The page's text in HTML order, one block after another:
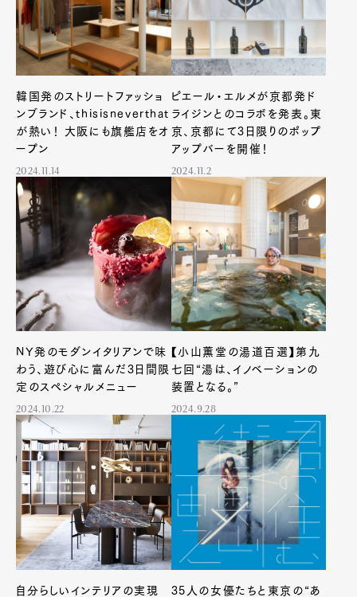
韓国発のストリートファッショ
ンブランド、thisisneverthat
が熱い！ 大阪にも旗艦店をオ
ープン
2024.11.14
ピエール・エルメが京都発ド
ライジンとのコラボを発表。東
京、京都にて3日限りのポップ
アップバーを開催！
2024.11.2
NY発のモダンイタリアンで味
わう、遊び心に富んだ3日間限
定のスペシャルメニュー
2024.10.22
【小山薫堂の湯道百選】第九
七回“湯は、イノベーションの
装置となる。”
2024.9.28
自分らしいインテリアの実現
35人の女優たちと東京の“あ